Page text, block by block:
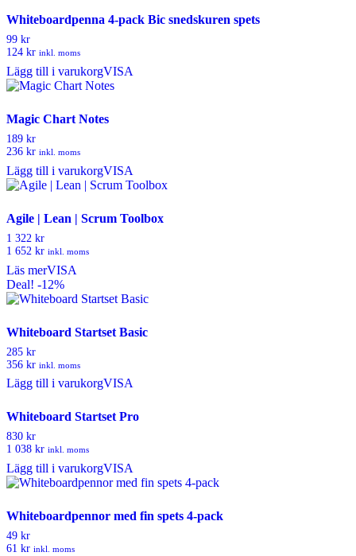
Whiteboardpenna 4-pack Bic snedskuren spets
99 kr
124 kr inkl. moms
Lägg till i varukorgVISA
Magic Chart Notes
189 kr
236 kr inkl. moms
Lägg till i varukorgVISA
Agile | Lean | Scrum Toolbox
1 322 kr
1 652 kr inkl. moms
Läs merVISA
Deal! -12%
Whiteboard Startset Basic
285 kr
356 kr inkl. moms
Lägg till i varukorgVISA
Whiteboard Startset Pro
830 kr
1 038 kr inkl. moms
Lägg till i varukorgVISA
Whiteboardpennor med fin spets 4-pack
49 kr
61 kr inkl. moms